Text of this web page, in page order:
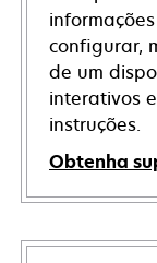
configurar,
de um
interativos
instruções.
Obtenha
opens
in